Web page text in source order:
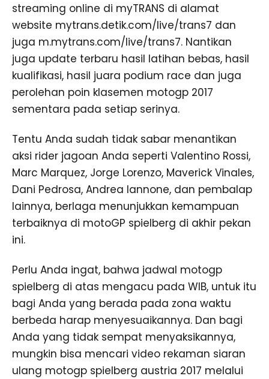
streaming online di myTRANS di alamat
website mytrans.detik.com/live/trans7 dan
juga m.mytrans.com/live/trans7. Nantikan
juga update terbaru hasil latihan bebas, hasil
kualifikasi, hasil juara podium race dan juga
perolehan poin klasemen motogp 2017
sementara pada setiap serinya.
Tentu Anda sudah tidak sabar menantikan
aksi rider jagoan Anda seperti Valentino Rossi,
Marc Marquez, Jorge Lorenzo, Maverick Vinales,
Dani Pedrosa, Andrea Iannone, dan pembalap
lainnya, berlaga menunjukkan kemampuan
terbaiknya di motoGP spielberg di akhir pekan
ini.
Perlu Anda ingat, bahwa jadwal motogp
spielberg di atas mengacu pada WIB, untuk itu
bagi Anda yang berada pada zona waktu
berbeda harap menyesuaikannya. Dan bagi
Anda yang tidak sempat menyaksikannya,
mungkin bisa mencari video rekaman siaran
ulang motogp spielberg austria 2017 melalui